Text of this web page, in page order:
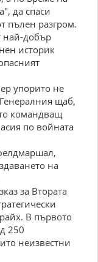
да спаси
пълен разгром.
най-добър
историк
упорито не
щаб,
командващ
по войната
на
за Втората
В първото
250
неизвестни